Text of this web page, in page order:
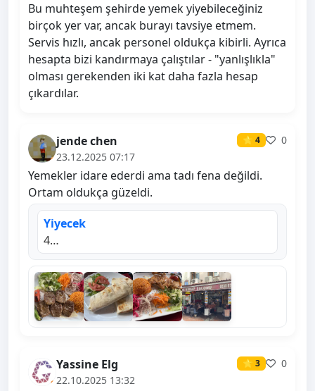
Bu muhteşem şehirde yemek yiyebileceğiniz
birçok yer var, ancak burayı tavsiye etmem.
Servis hızlı, ancak personel oldukça kibirli. Ayrıca
hesapta bizi kandırmaya çalıştılar - "yanlışlıkla"
olması gerekenden iki kat daha fazla hesap
çıkardılar.
jende chen ⭐ 4
0
23.12.2025 07:17
Yemekler idare ederdi ama tadı fena değildi.
Ortam oldukça güzeldi.
Yiyecek
4…
Yassine Elg ⭐ 3
0
22.10.2025 13:32